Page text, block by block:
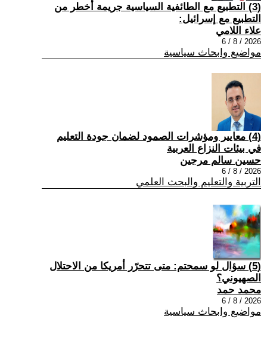
(3) التطبيع مع الطائفية السياسية جريمة أخطر من
التطبيع مع إسرائيل:
علاء اللامي
2026 / 8 / 6
مواضيع وابحاث سياسية
(4) معايير ومؤشرات الصمود لضمان جودة التعليم
في بيئات النزاع العربية
حسين سالم مرجين
2026 / 8 / 6
التربية والتعليم والبحث العلمي
(5) سؤال لو سمحتم: متى تتحرّر أمريكا من الاحتلال
الصهيوني؟
محمد حمد
2026 / 8 / 6
مواضيع وابحاث سياسية